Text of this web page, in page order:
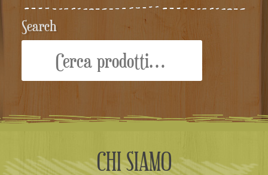
Search
CHI SIAMO